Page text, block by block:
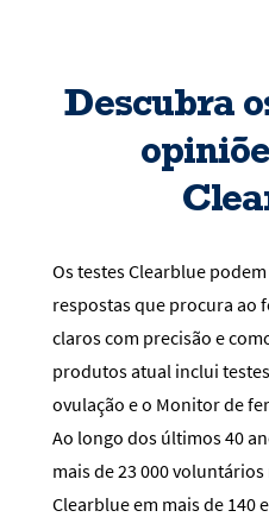
Descubra
Os testes Clearblue
respostas que procura ao
claros com precisão e
produtos atual inclui
ovulação e o Monitor de
Ao longo dos últimos 40
mais de 23 000
Clearblue em mais de 140